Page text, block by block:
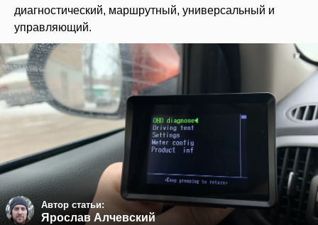
диагностический, маршрутный, универсальный и
управляющий.
Автор статьи:
Ярослав Алчевский